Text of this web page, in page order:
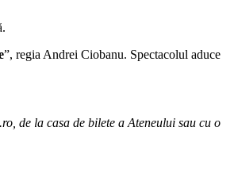
”, regia Andrei Ciobanu. Spectacolul aduce
de la casa de bilete a Ateneului sau cu o